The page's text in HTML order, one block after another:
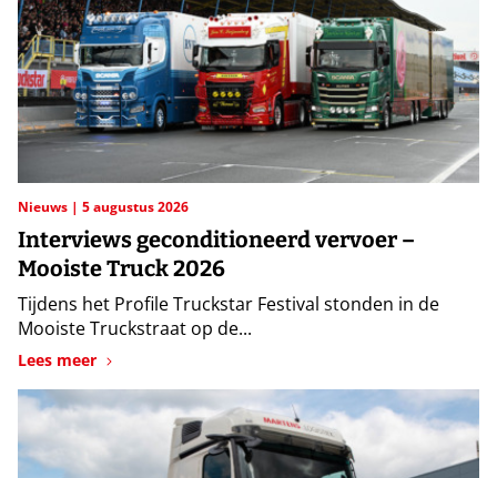
Nieuws 5 augustus 2026
Interviews geconditioneerd vervoer –
Mooiste Truck 2026
Tijdens het Profile Truckstar Festival stonden in de
Mooiste Truckstraat op de...
Lees meer